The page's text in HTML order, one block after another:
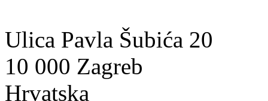
Ulica Pavla Šubića 20
10 000 Zagreb
Hrvatska